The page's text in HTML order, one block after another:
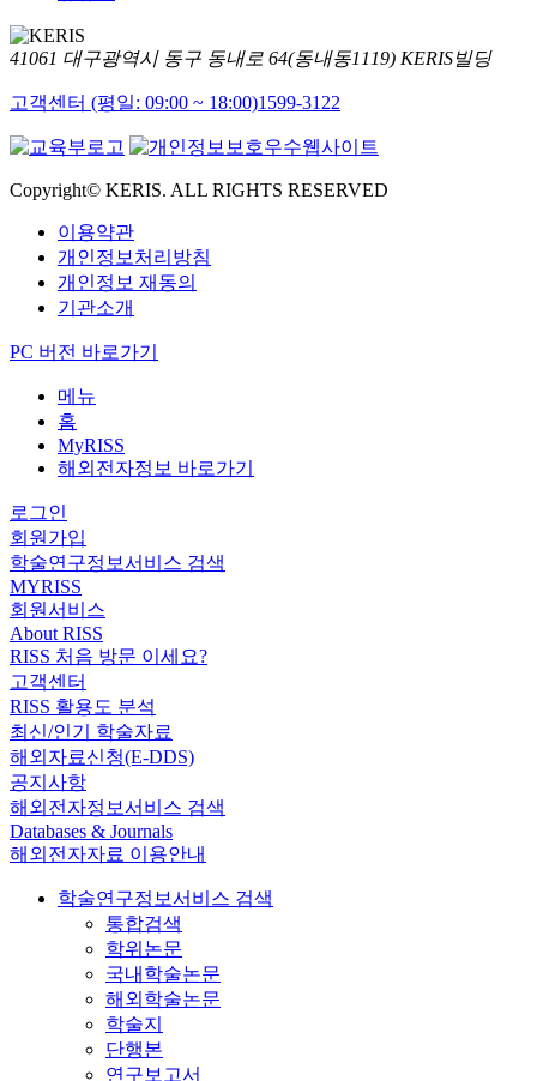
41061 대구광역시 동구 동내로 64(동내동1119) KERIS빌딩
고객센터 (평일: 09:00 ~ 18:00)1599-3122
Copyright© KERIS. ALL RIGHTS RESERVED
이용약관
개인정보처리방침
개인정보 재동의
기관소개
PC 버전 바로가기
메뉴
홈
MyRISS
해외전자정보 바로가기
로그인
회원가입
학술연구정보서비스 검색
MYRISS
회원서비스
About RISS
RISS 처음 방문 이세요?
고객센터
RISS 활용도 분석
최신/인기 학술자료
해외자료신청(E-DDS)
공지사항
해외전자정보서비스 검색
Databases & Journals
해외전자자료 이용안내
학술연구정보서비스 검색
통합검색
학위논문
국내학술논문
해외학술논문
학술지
단행본
연구보고서